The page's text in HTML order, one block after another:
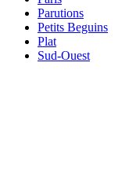
Parutions
Petits Beguins
Plat
Sud-Ouest